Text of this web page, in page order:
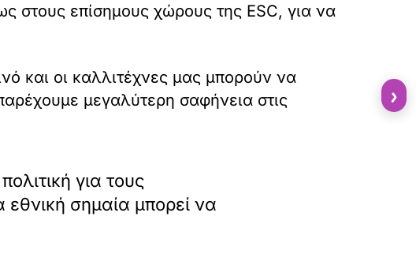
στους επίσημους χώρους της ESC, για να
και οι καλλιτέχνες μας μπορούν να
μεγαλύτερη σαφήνεια στις
για τους
εθνική σημαία μπορεί να
›